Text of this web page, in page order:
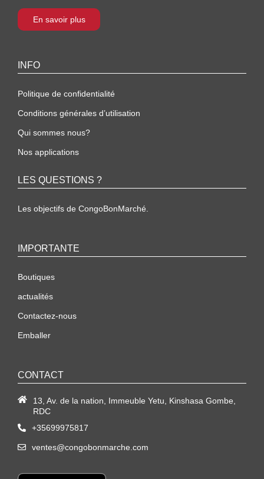
En savoir plus
INFO
Politique de confidentialité
Conditions générales d’utilisation
Qui sommes nous?
Nos applications
LES QUESTIONS ?
Les objectifs de CongoBonMarché.
IMPORTANTE
Boutiques
actualités
Contactez-nous
Emballer
CONTACT
13, Av. de la nation, Immeuble Yetu, Kinshasa Gombe,
RDC
+35699975817
ventes@congobonmarche.com